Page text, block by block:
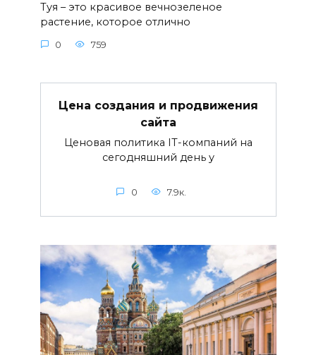
Туя – это красивое вечнозеленое
растение, которое отлично
0 759
Цена создания и продвижения
сайта
Ценовая политика IT-компаний на
сегодняшний день у
0 7.9к.